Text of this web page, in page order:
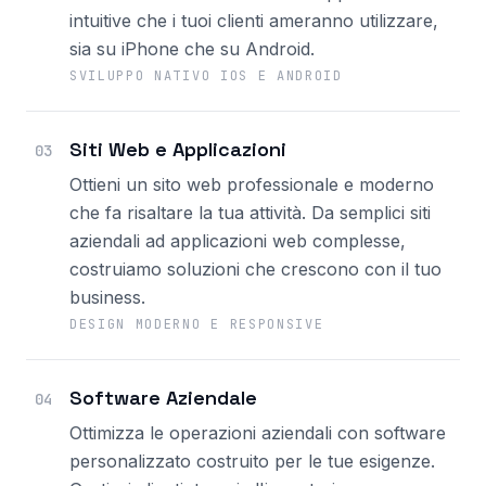
intuitive che i tuoi clienti ameranno utilizzare,
sia su iPhone che su Android.
SVILUPPO NATIVO IOS E ANDROID
03 Siti Web e Applicazioni
Ottieni un sito web professionale e moderno
che fa risaltare la tua attività. Da semplici siti
aziendali ad applicazioni web complesse,
costruiamo soluzioni che crescono con il tuo
business.
DESIGN MODERNO E RESPONSIVE
04 Software Aziendale
Ottimizza le operazioni aziendali con software
personalizzato costruito per le tue esigenze.